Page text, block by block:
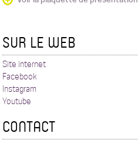
SUR LE WEB
Site internet
Facebook
Instagram
Youtube
CONTACT